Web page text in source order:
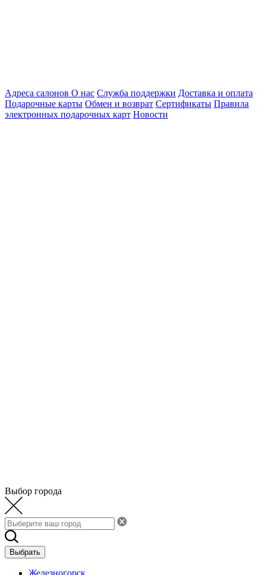
Адреса салонов О нас Служба поддержки Доставка и оплата
Подарочные карты Обмен и возврат Сертификаты Правила
электронных подарочных карт Новости
Выбор города
Выбрать
Железногорск